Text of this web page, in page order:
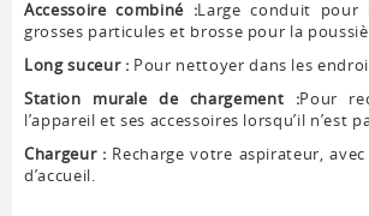
Accessoire combiné :Large conduit pour
grosses particules et brosse pour la
Long suceur : Pour nettoyer dans les
Station murale de chargement :Pour
l’appareil et ses accessoires lorsqu’il n’est
Chargeur : Recharge votre aspirateur,
d’accueil.